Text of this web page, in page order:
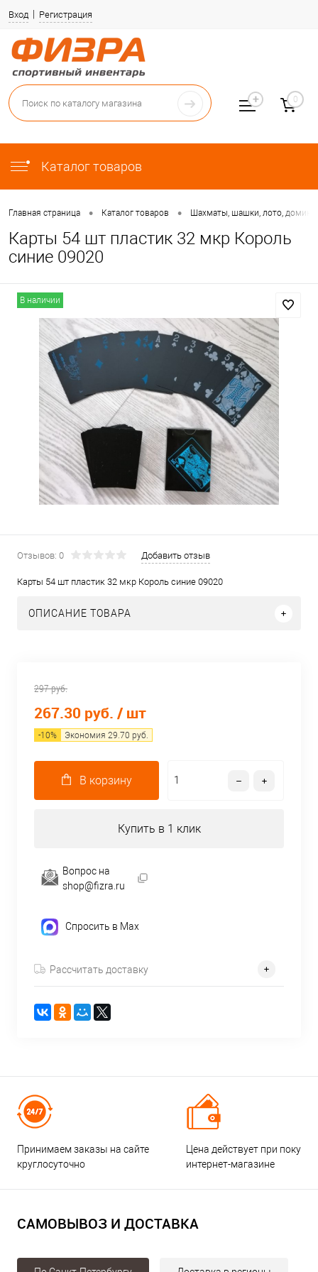
Вход Регистрация
Каталог товаров
0
Главная страница • Каталог товаров • Шахматы, шашки, лото,
Карты 54 шт пластик 32 мкр Король
синие 09020
В наличии
Отзывов: 0 Добавить отзыв
Карты 54 шт пластик 32 мкр Король синие 09020
ОПИСАНИЕ ТОВАРА
297 руб.
267.30 руб. / шт
-10% Экономия 29.70 руб.
В корзину
Купить в 1 клик
Вопрос на
shop@fizra.ru
Спросить в Max
Рассчитать доставку
Принимаем заказы на сайте
круглосуточно
Цена действует при
интернет-магазине
САМОВЫВОЗ И ДОСТАВКА